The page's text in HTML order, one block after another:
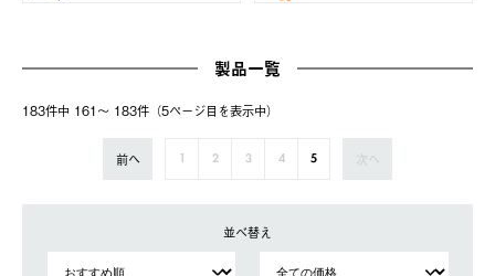
製品一覧
183件中 161〜 183件（5ページ⽬を表⽰中）
前へ 2 3 4 5 次へ
並べ替え